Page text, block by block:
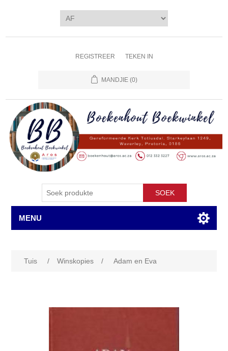
REGISTREER TEKEN IN
MANDJIE (0)
SOEK
MENU
Tuis / Winskopies / Adam en Eva